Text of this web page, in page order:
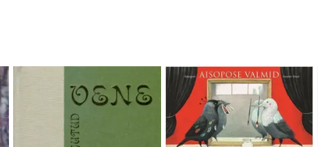
Добавить в список желаемого Добавить в список желаемого
Добавить в корзину Добавить в корзину